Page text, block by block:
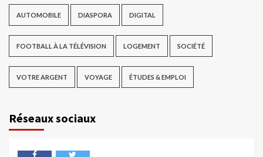
AUTOMOBILE DIASPORA DIGITAL
FOOTBALL À LA TÉLÉVISION LOGEMENT SOCIÉTÉ
VOTRE ARGENT VOYAGE ÉTUDES & EMPLOI
Réseaux sociaux